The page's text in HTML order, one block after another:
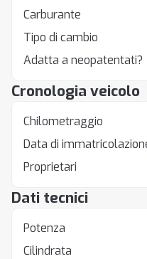
Carburante
Tipo di cambio
Adatta a neopatentati?
Cronologia veicolo
Chilometraggio
Data di
Proprietari
Dati tecnici
Potenza
Cilindrata